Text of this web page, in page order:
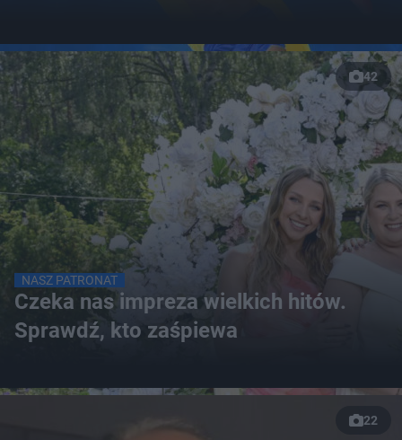
42
NASZ PATRONAT
Czeka nas impreza wielkich hitów.
Sprawdź, kto zaśpiewa
22